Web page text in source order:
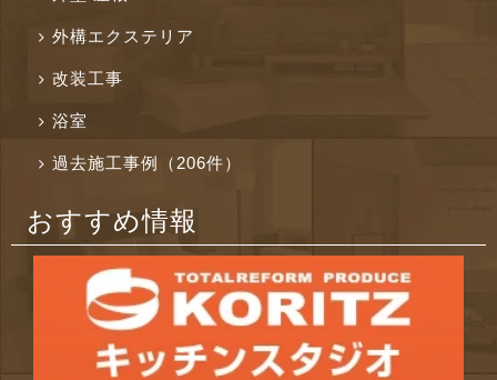
外構エクステリア
改装工事
浴室
過去施工事例（206件）
おすすめ情報